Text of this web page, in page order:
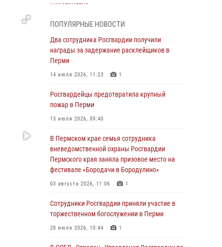
мероприятие
В Пермском крае семья сотрудника
вневедомственной охраны Росгвардии
Пермского края заняла призовое место на
фестивале «Бородачи в Бородулино»
В Пермском крае росгвардейцы провели
Росгвардеец спас тонущую женщину в
Пермском крае
30 июля 2026, 05:19
торжественном богослужении в Перми
28 июля 2026, 10:44 1
ПОПУЛЯРНЫЕ НОВОСТИ
Два сотрудника Росгвардии получили
награды за задержание расклейщиков в
Перми
14 июля 2026, 11:23 1
Росгвардейцы предотвратила крупный
пожар в Перми
13 июля 2026, 09:40
В Пермском крае семья сотрудника
вневедомственной охраны Росгвардии
Пермского края заняла призовое место на
фестивале «Бородачи в Бородулино»
03 августа 2026, 11:06 1
Сотрудники Росгвардии приняли участие в
торжественном богослужении в Перми
28 июля 2026, 10:44 1